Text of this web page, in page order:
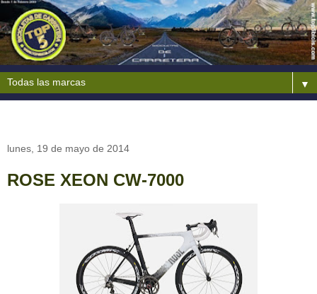
▼
lunes, 19 de mayo de 2014
ROSE XEON CW-7000